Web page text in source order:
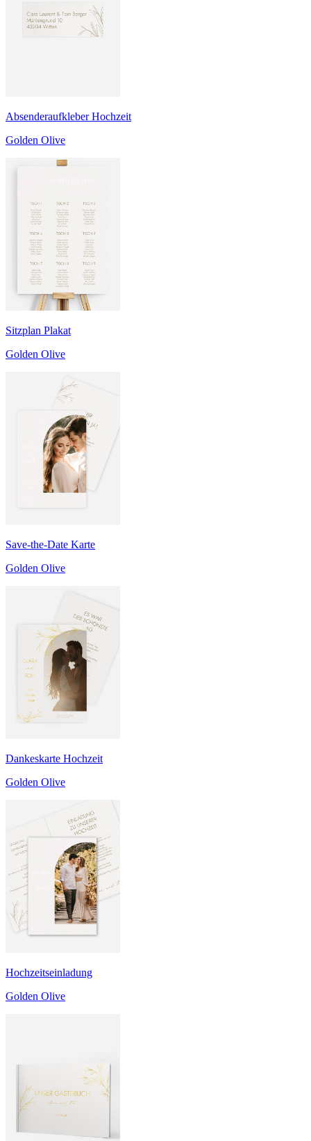
Absenderaufkleber Hochzeit
Golden Olive
Sitzplan Plakat
Golden Olive
Save-the-Date Karte
Golden Olive
Dankeskarte Hochzeit
Golden Olive
Hochzeitseinladung
Golden Olive